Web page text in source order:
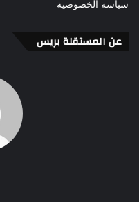
سياسة الخصوصية
عن المستقلة بريس